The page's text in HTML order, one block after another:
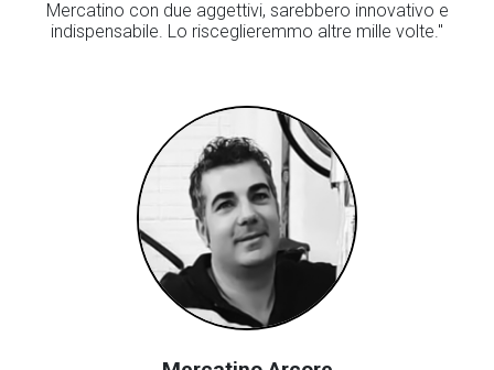
Mercatino con due aggettivi, sarebbero innovativo e
indispensabile. Lo risceglieremmo altre mille volte."